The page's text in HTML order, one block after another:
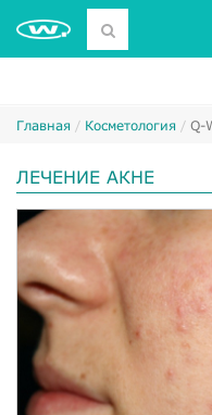
Главная Косметология Q-
ЛЕЧЕНИЕ АКНЕ